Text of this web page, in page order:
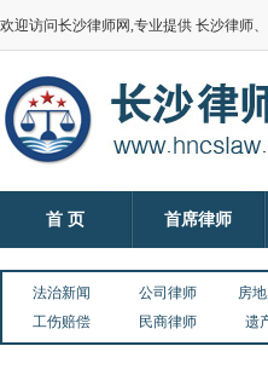
欢迎访问长沙律师网,专业提供 长沙律师
首 页 首席律师
法治新闻 公司律师 房
工伤赔偿
民商律师 遗